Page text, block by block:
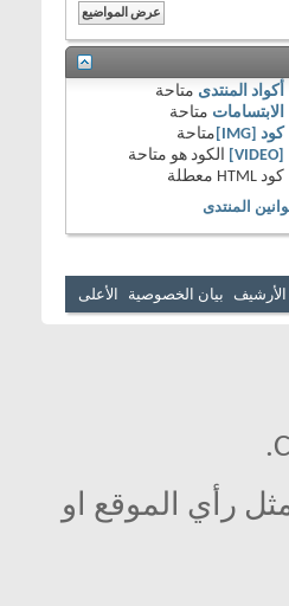
أكواد المنتدى متاحة
الابتسامات متاحة
كود [IMG]
متاحة
[VIDEO]
الكود هو متاحة
كود HTML
معطلة
المنتدى
الأرشيف بيان الخصوصية الأعلى
رأي الموقع او